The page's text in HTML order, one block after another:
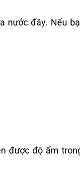
nước đầy. Nếu
được độ ẩm